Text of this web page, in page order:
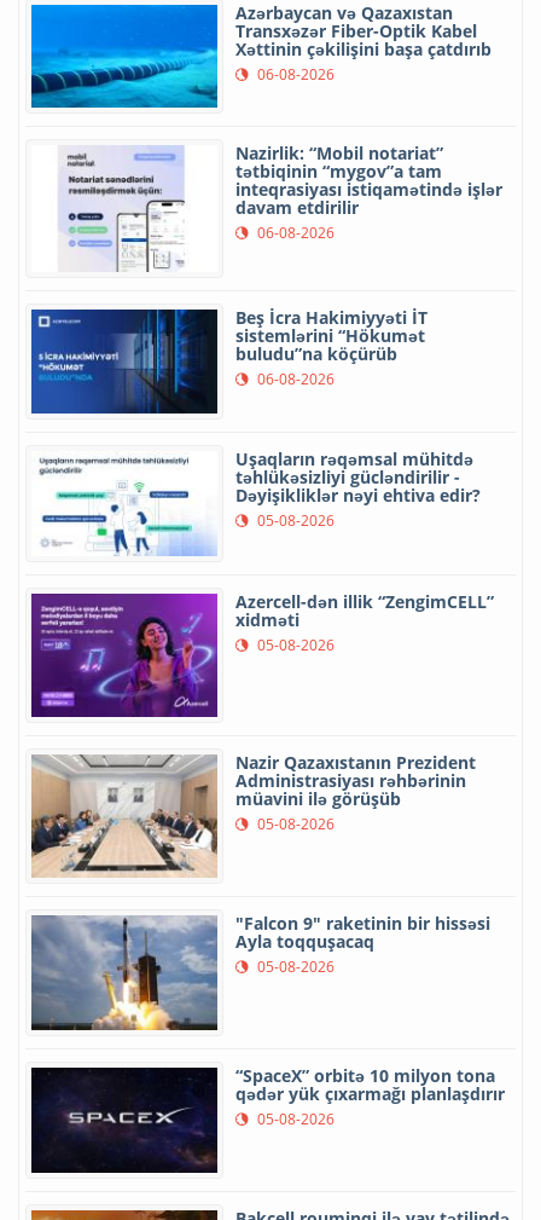
Azərbaycan və Qazaxıstan
Transxəzər Fiber-Optik Kabel
Xəttinin çəkilişini başa çatdırıb
06-08-2026
Nazirlik: “Mobil notariat”
tətbiqinin “mygov”a tam
inteqrasiyası istiqamətində işlər
davam etdirilir
06-08-2026
Beş İcra Hakimiyyəti İT
sistemlərini “Hökumət
buludu”na köçürüb
06-08-2026
Uşaqların rəqəmsal mühitdə
təhlükəsizliyi gücləndirilir -
Dəyişikliklər nəyi ehtiva edir?
05-08-2026
Azercell-dən illik “ZengimCELL”
xidməti
05-08-2026
Nazir Qazaxıstanın Prezident
Administrasiyası rəhbərinin
müavini ilə görüşüb
05-08-2026
"Falcon 9" raketinin bir hissəsi
Ayla toqquşacaq
05-08-2026
“SpaceX” orbitə 10 milyon tona
qədər yük çıxarmağı planlaşdırır
05-08-2026